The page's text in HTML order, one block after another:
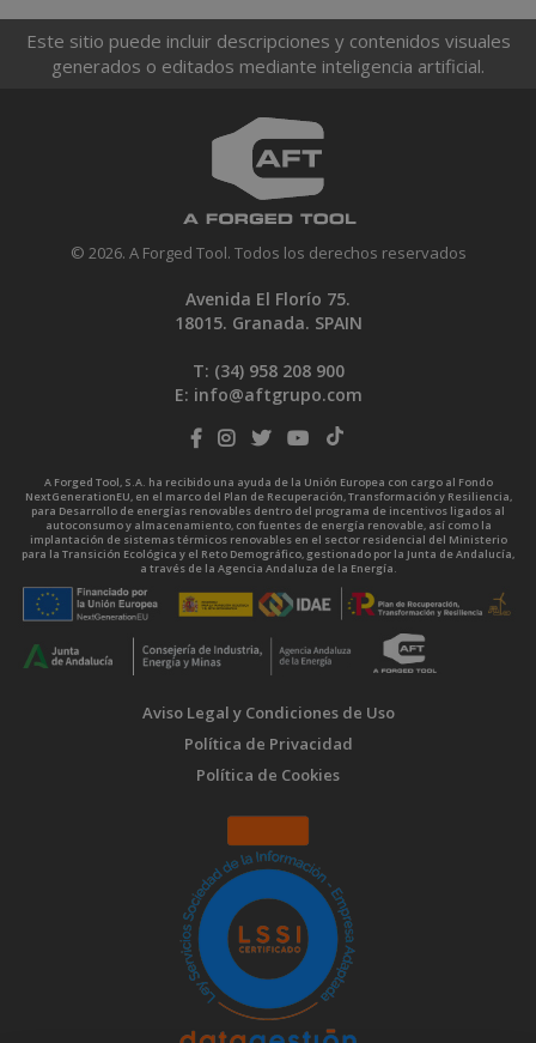
Este sitio puede incluir descripciones y contenidos visuales
generados o editados mediante inteligencia artificial.
© 2026. A Forged Tool. Todos los derechos reservados
Avenida El Florío 75.
18015. Granada. SPAIN
T: (34) 958 208 900
E: info@aftgrupo.com
A Forged Tool, S.A. ha recibido una ayuda de la Unión Europea con cargo al Fondo
NextGenerationEU, en el marco del Plan de Recuperación, Transformación y Resiliencia,
para Desarrollo de energías renovables dentro del programa de incentivos ligados al
autoconsumo y almacenamiento, con fuentes de energía renovable, así como la
implantación de sistemas térmicos renovables en el sector residencial del Ministerio
para la Transición Ecológica y el Reto Demográfico, gestionado por la Junta de Andalucía,
a través de la Agencia Andaluza de la Energía.
Aviso Legal y Condiciones de Uso
Política de Privacidad
Política de Cookies